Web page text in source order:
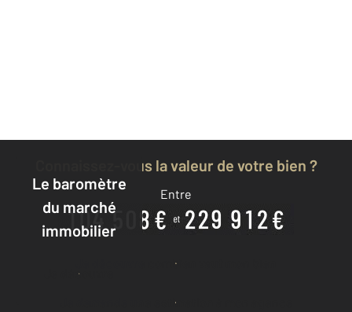
Le baromètre
du marché
immobilier
Je découvre
Connaissez-vous la valeur de votre bien ?
Entre
Je découvre combien vaut mon bien
Je demande une estimation à mon agence